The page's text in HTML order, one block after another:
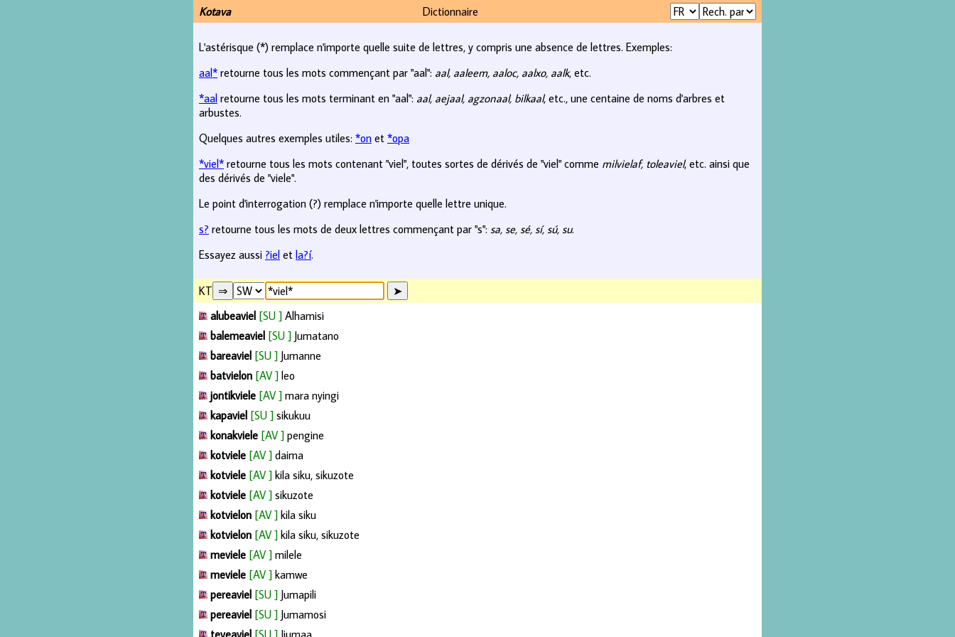
Kotava Dictionnaire
L'astérisque (*) remplace n'importe quelle suite de lettres, y compris une absence de lettres. Exemples:
aal* retourne tous les mots commençant par "aal": aal, aaleem, aaloc, aalxo, aalk, etc.
*aal retourne tous les mots terminant en "aal": aal, aejaal, agzonaal, bilkaal, etc., une centaine de noms d'arbres et
arbustes.
Quelques autres exemples utiles: *on et *opa
*viel* retourne tous les mots contenant "viel", toutes sortes de dérivés de "viel" comme milvielaf, toleaviel, etc. ainsi que
des dérivés de "viele".
Le point d'interrogation (?) remplace n'importe quelle lettre unique.
s? retourne tous les mots de deux lettres commençant par "s": sa, se, sé, sí, sú, su.
Essayez aussi ?iel et la?í.
KT
alubeaviel [SU ] Alhamisi
balemeaviel [SU ] Jumatano
bareaviel [SU ] Jumanne
batvielon [AV ] leo
jontikviele [AV ] mara nyingi
kapaviel [SU ] sikukuu
konakviele [AV ] pengine
kotviele [AV ] daima
kotviele [AV ] kila siku, sikuzote
kotviele [AV ] sikuzote
kotvielon [AV ] kila siku
kotvielon [AV ] kila siku, sikuzote
meviele [AV ] milele
meviele [AV ] kamwe
pereaviel [SU ] Jumapili
pereaviel [SU ] Jumamosi
teveaviel [SU ] Ijumaa